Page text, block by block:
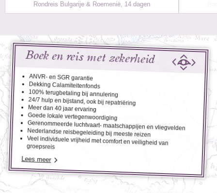
Rondreis Bulgarije & Roemenië, 14 dagen
Boek en reis met zekerheid
ANVR- en SGR garantie
Dekking Calamiteitenfonds
100% terugbetaling bij annulering
24/7 hulp en bijstand, ook bij repatriëring
Meer dan 40 jaar ervaring
Goede lokale vertegenwoordiging
Gerenommeerde luchtvaart- maatschappijen en vliegvelden
Nederlandse reisbegeleiding bij meeste reizen
Veel individuele vrijheid met comfort en veiligheid van
groepsreis
Lees meer